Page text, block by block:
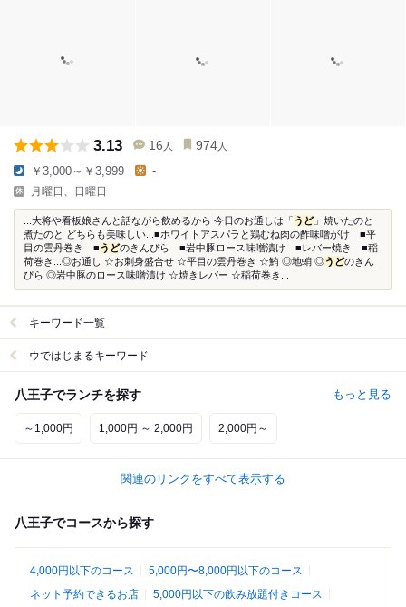
3.13 16 人 974 人
￥3,000～￥3,999 -
月曜日、日曜日
...大将や看板娘さんと話ながら飲めるから 今日のお通しは「うど」焼いたのと
煮たのと どちらも美味しい...■ホワイトアスパラと鶏むね肉の酢味噌がけ ■平
目の雲丹巻き ■うどのきんぴら ■岩中豚ロース味噌漬け ■レバー焼き ■稲
荷巻き...◎お通し ☆お刺身盛合せ ☆平目の雲丹巻き ☆鮪 ◎地蛸 ◎うどのきん
ぴら ◎岩中豚のロース味噌漬け ☆焼きレバー ☆稲荷巻き...
キーワード一覧
ウではじまるキーワード
八王子でランチを探す もっと見る
～1,000円 1,000円 ～ 2,000円 2,000円～
関連のリンクをすべて表示する
八王子でコースから探す
4,000円以下のコース
5,000円〜8,000円以下のコース
ネット予約できるお店
5,000円以下の飲み放題付きコース